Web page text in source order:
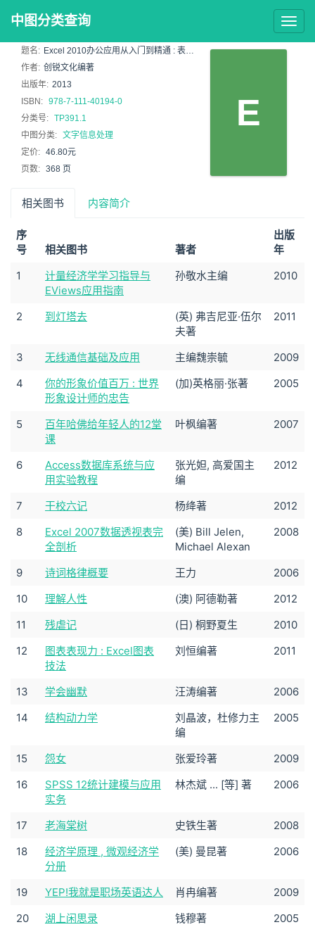
中图分类查询
E
题名: Excel 2010办公应用从入门到精通 : 表格、图表、公式与函数
作者: 创锐文化编著
出版年: 2013
ISBN: 978-7-111-40194-0
分类号: TP391.1
中图分类: 文字信息处理
定价: 46.80元
页数: 368 页
相关图书 内容简介
序
号
相关图书 著者
出版
年
1
计量经济学学习指导与
EViews应用指南
孙敬水主编 2010
2 到灯塔去
(英) 弗吉尼亚·伍尔
夫著
2011
3 无线通信基础及应用 主编魏崇毓
2009
4
你的形象价值百万 : 世界
形象设计师的忠告
(加)英格丽·张著 2005
5
百年哈佛给年轻人的12堂
课
叶枫编著 2007
6
Access数据库系统与应
用实验教程
张光妲, 高爱国主
编
2012
7 干校六记 杨绛著
2012
8
Excel 2007数据透视表完
全剖析
(美) Bill Jelen,
Michael Alexan
2008
9 诗词格律概要 王力
2006
10
理解人性 (澳) 阿德勒著
2012
11
残虐记 (日) 桐野夏生
2010
12
图表表现力 : Excel图表
技法
刘恒编著 2011
13 学会幽默 汪涛编著
2006
14
结构动力学
刘晶波，杜修力主
编
2005
15 怨女 张爱玲著
2009
16
SPSS 12统计建模与应用
实务
林杰斌 ... [等] 著 2006
17 老海棠树 史铁生著
2008
18
经济学原理 , 微观经济学
分册
(美) 曼昆著 2006
19 YEP!我就是职场英语达人 肖冉编著
2009
20
湖上闲思录 钱穆著 2005